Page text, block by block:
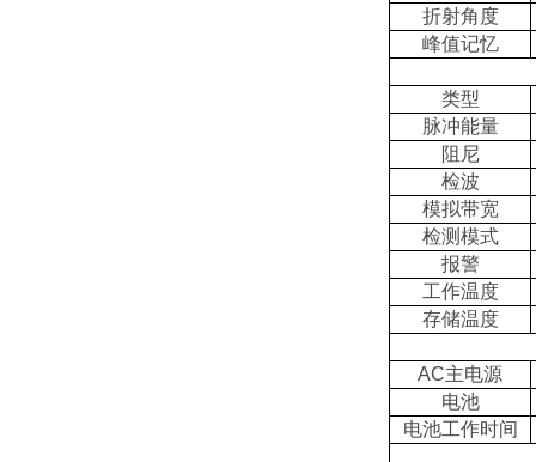
折射角度
峰值记忆
类型
脉冲能量
阻尼
检波
模拟带宽
检测模式
报警
工作温度
存储温度
AC主电源
电池
电池工作时间